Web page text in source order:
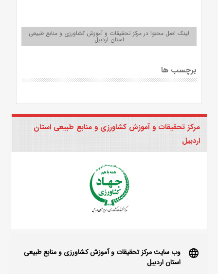
لینک اصل محتوا در مرکز تحقیقات و آموزش کشاورزی و منابع طبیعی
استان اردبیل
برچسب ها
مرکز تحقیقات و آموزش کشاورزی و منابع طبیعی استان
اردبیل
language
وب سایت مرکز تحقیقات و آموزش کشاورزی و منابع طبیعی
استان اردبیل